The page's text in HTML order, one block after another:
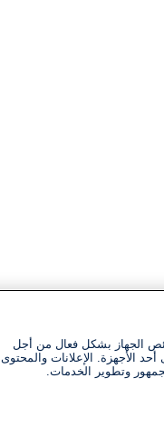
الجهاز بشكل فعال من أجل
الأجهزة. الإعلانات والمحتوى
وتطوير الخدمات.